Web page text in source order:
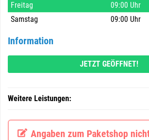
Freitag
09:00 Uhr
Samstag
09:00 Uhr
Information
JETZT GEÖFFNET!
Weitere Leistungen:
Angaben zum Paketshop